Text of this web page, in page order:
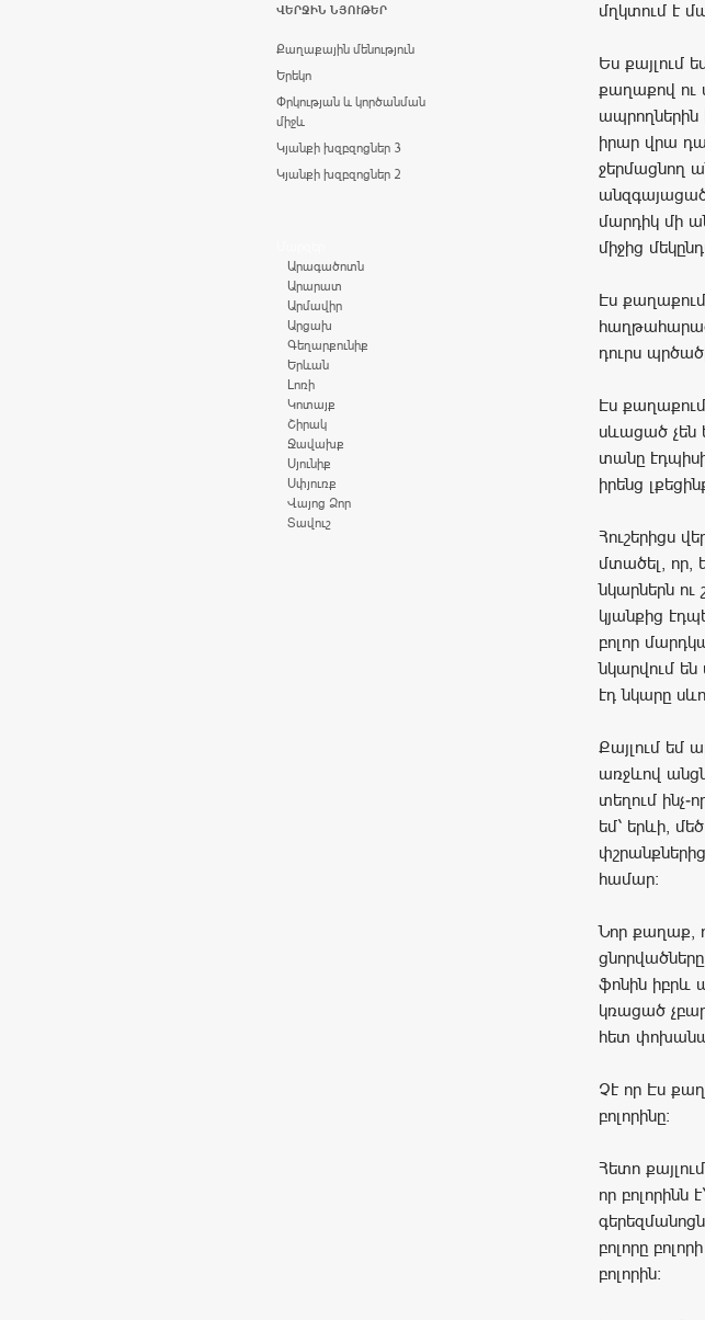
մղկտում է
Ես քայլում
քաղաքով ու
ապրողներին
իրար վրա
ջերմացնող
մարդիկ մի
միջից
Էս
դուրս
Էս
սևացած չեն
տանը
իրենց
Հուշերիցս
մտածել, որ,
նկարներն
կյանքից
բոլոր
նկարվում
էդ նկարը
Քայլում եմ
առջևով
տեղում ինչ-
եմ՝ երևի,
համար։
Նոր քաղաք,
ֆոնին իբրև
կռացած
հետ
Չէ որ Էս
բոլորինը։
Հետո
որ բոլորինն
գերեզմանոցն
բոլորը
բոլորին։
ՎԵՐՋԻՆ ՆՅՈՒԹԵՐ
Քաղաքային մենություն
Երեկո
Փրկության և կործանման
միջև
Կյանքի խզբզոցներ 3
Կյանքի խզբզոցներ 2
Արագածոտն
Արարատ
Արմավիր
Արցախ
Գեղարքունիք
Երևան
Լոռի
Կոտայք
Շիրակ
Ջավախք
Սյունիք
Սփյուռք
Վայոց Ձոր
Տավուշ